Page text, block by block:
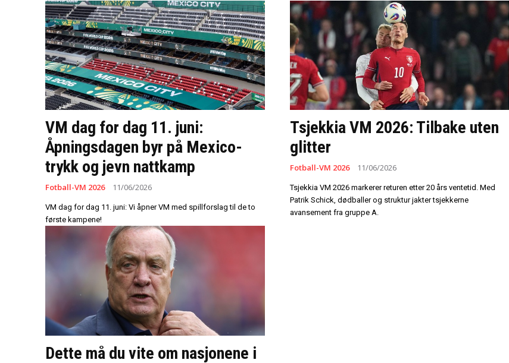
VM dag for dag 11. juni:
Åpningsdagen byr på Mexico-
trykk og jevn nattkamp
Fotball-VM 2026 11/06/2026
VM dag for dag 11. juni: Vi åpner VM med spillforslag til de to
første kampene!
Tsjekkia VM 2026: Tilbake uten
glitter
Fotball-VM 2026 11/06/2026
Tsjekkia VM 2026 markerer returen etter 20 års ventetid. Med
Patrik Schick, dødballer og struktur jakter tsjekkerne
avansement fra gruppe A.
Dette må du vite om nasjonene i